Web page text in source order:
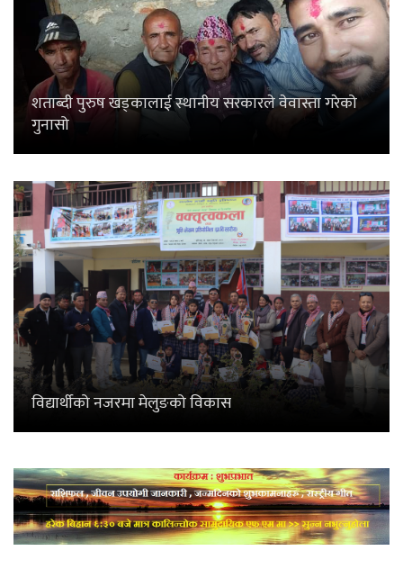
शताब्दी पुरुष खड्कालाई स्थानीय सरकारले वेवास्ता गरेको
गुनासो
विद्यार्थीको नजरमा मेलुङको विकास